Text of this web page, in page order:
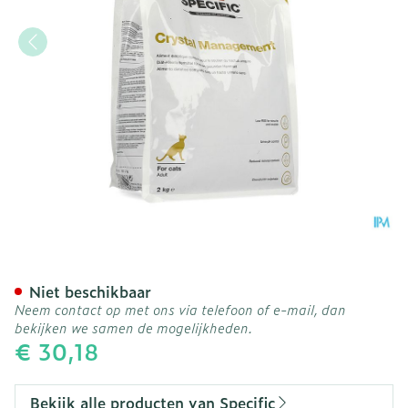
€ 30,18
Niet beschikbaar
Neem contact op met ons via telefoon of e-mail, dan
bekijken we samen de mogelijkheden.
Bekijk alle producten van Specific